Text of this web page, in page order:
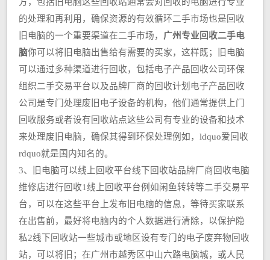
的处理和再利用，确保资源的有效循环二手市场也是回收
旧电脑的一个重要渠道在二手市场， 广州专业回收二手电
脑你可以将旧电脑出售给有需要的买家，这样既；旧电脑
可以通过多种渠道进行回收，包括电子产品回收公司环保
组织二手交易平台以及品牌厂商的回收计划电子产品回收
公司是专门处理废旧电子设备的机构，他们通常提供上门
回收服务或者设有回收站点这些公司有专业的设备和技术
来处理废旧电脑，确保其得到环保处理例如，ldquo爱回收
rdquo就是国内知名的。
3、旧电脑可以线上回收平台线下回收站品牌厂商回收电脑
维修店进行回收1线上回收平台例如闲鱼转转等二手交易平
台，可以在这些平台上发布旧电脑的信息，等待买家联系
在出售前，最好将电脑内的个人数据进行清除，以保护隐
私2线下回收站一些城市或地区设有专门的电子废弃物回收
站，可以将旧；在广州市越秀区中山六路电脑城，或人民